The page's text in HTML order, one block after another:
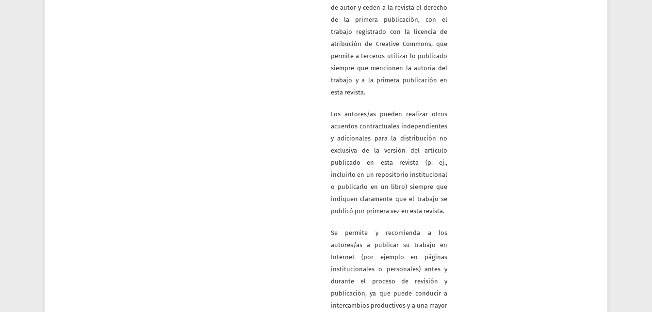
de autor y ceden a la revista el derecho
de la primera publicación, con el
trabajo registrado con la licencia de
atribución de Creative Commons, que
permite a terceros utilizar lo publicado
siempre que mencionen la autoría del
trabajo y a la primera publicación en
esta revista.
Los autores/as pueden realizar otros
acuerdos contractuales independientes
y adicionales para la distribución no
exclusiva de la versión del artículo
publicado en esta revista (p. ej.,
incluirlo en un repositorio institucional
o publicarlo en un libro) siempre que
indiquen claramente que el trabajo se
publicó por primera vez en esta revista.
Se permite y recomienda a los
autores/as a publicar su trabajo en
Internet (por ejemplo en páginas
institucionales o personales) antes y
durante el proceso de revisión y
publicación, ya que puede conducir a
intercambios productivos y a una mayor